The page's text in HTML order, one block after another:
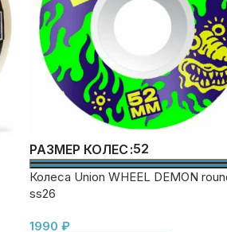
РАЗМЕР КОЛЕС 52
Колеса Union WHEEL DEMON
ss26
1990 ₽